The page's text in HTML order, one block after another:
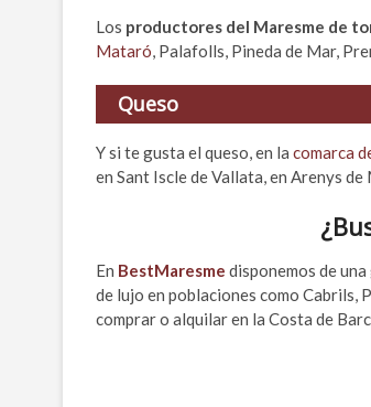
Los productores del Maresme de
Mataró, Palafolls, Pineda de Mar,
Queso
Y si te gusta el queso, en la comarca
en Sant Iscle de Vallata, en Arenys
En BestMaresme disponemos de
de lujo en poblaciones como Cabrils,
comprar o alquilar en la Costa de